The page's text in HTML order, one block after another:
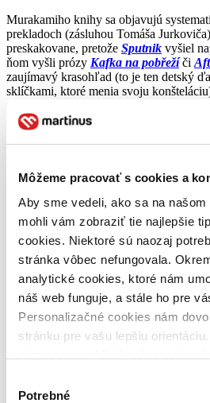
Môžeme pracovať s cookies a
Aby sme vedeli, ako sa na
mohli vám zobraziť tie najlepšie
cookies. Niektoré sú naozaj
stránka vôbec nefungovala.
analytické cookies, ktoré nám
náš web funguje, a stále ho pre
Personalizačné cookies nám
stránku pre vašu lepšiu
nám pomohlo, keby sme mohli
súhlasu
Potrebné
Murakamiho knihy sa objavujú
prekladoch (zásluhou Tomáša
preskakovane, pretože Sputnik vyšiel
ňom vyšli prózy Kafka na pobřežíči
zaujímavý krasohľad (to je ten detský
sklíčkami, ktoré menia svoju
známe i nové motívy, zjavujú sa nové
Piate písmeno mena
kultivovanosť, kompozícia, kolorit. K.
Inšpirolinky:
http://www.murakami.ch/main_7.html